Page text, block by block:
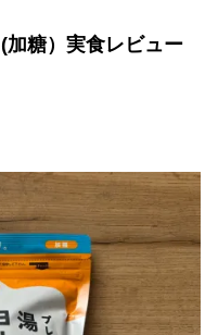
(加糖）実食レビュー